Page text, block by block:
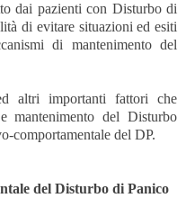
dai pazienti con Disturbo di
di evitare situazioni ed esiti
di mantenimento del
altri importanti fattori che
mantenimento del Disturbo
comportamentale del DP.
del Disturbo di Panico